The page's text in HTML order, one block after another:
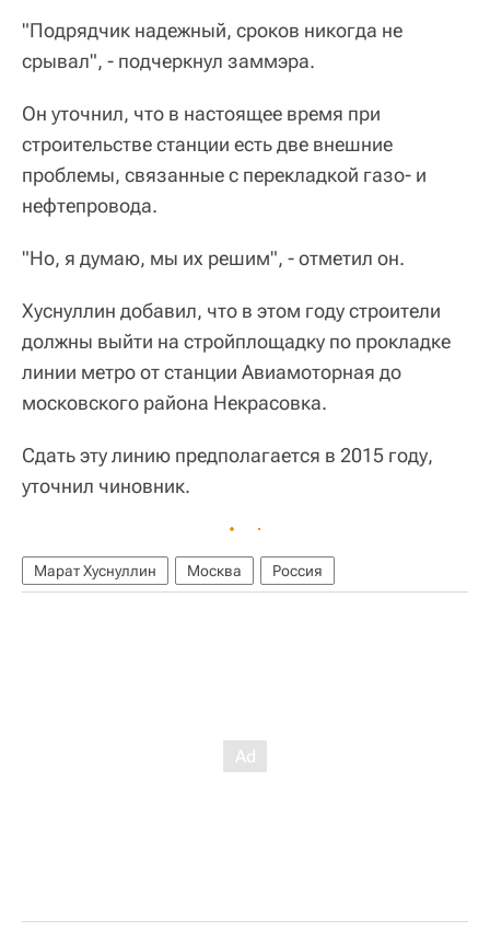
"Подрядчик надежный, сроков никогда не
срывал", - подчеркнул заммэра.
Он уточнил, что в настоящее время при
строительстве станции есть две внешние
проблемы, связанные с перекладкой газо- и
нефтепровода.
"Но, я думаю, мы их решим", - отметил он.
Хуснуллин добавил, что в этом году строители
должны выйти на стройплощадку по прокладке
линии метро от станции Авиамоторная до
московского района Некрасовка.
Сдать эту линию предполагается в 2015 году,
уточнил чиновник.
Марат Хуснуллин Москва Россия